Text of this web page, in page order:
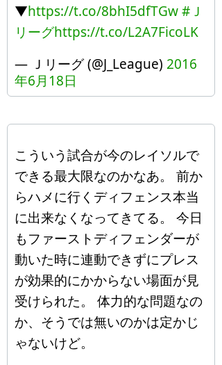
▼https://t.co/8bhI5dfTGw#Ｊ
リーグhttps://t.co/L2A7FicoLK
— Ｊリーグ (@J_League) 2016
年6月18日
こういう試合が今のレイソルで
できる最大限なのかなあ。 前か
らハメに行くディフェンス本当
に出来なくなってきてる。 今日
もファーストディフェンダーが
動いた時に連動できずにプレス
が効果的にかからない場面が見
受けられた。 体力的な問題なの
か、そうでは無いのかは定かじ
ゃないけど。